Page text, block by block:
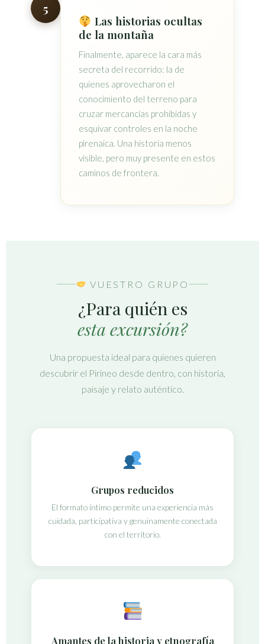
5
Las historias ocultas
de la montaña
Finalmente, aparece la cara más
secreta del recorrido: la de
quienes aprovecharon el
conocimiento del terreno para
cruzar mercancías prohibidas y
esquivar controles en la noche
pirenaica. Una historia menos
visible, pero muy presente en estos
caminos de frontera.
VUESTRO GRUPO
¿Para quién es
esta excursión?
Una propuesta ideal para quienes quieren
descubrir el Pirineo desde dentro, con historia,
paisaje y relato auténtico.
Grupos reducidos
El formato íntimo permite una experiencia más
cuidada, participativa y genuinamente conectada
con el territorio.
Amantes de la historia y etnografía